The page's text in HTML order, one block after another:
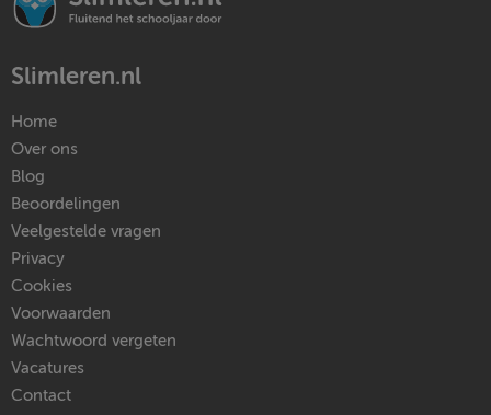
Slimleren.nl
Home
Over ons
Blog
Beoordelingen
Veelgestelde vragen
Privacy
Cookies
Voorwaarden
Wachtwoord vergeten
Vacatures
Contact